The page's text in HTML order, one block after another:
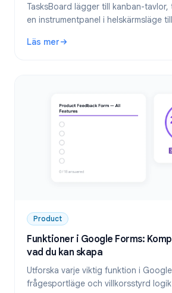
TasksBoard lägger till kanban-tavlor,
en instrumentpanel i helskärmsläge
prissättning och vem det passar bäst
Läs mer
: TasksBoard-recension 2026: Ett
Product
Funktioner i Google Forms:
vad du kan skapa
Utforska varje viktig funktion i
frågesportläge och villkorsstyrd